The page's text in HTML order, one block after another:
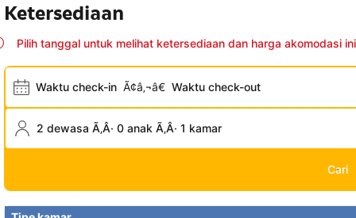
Ketersediaan
Pilih tanggal untuk melihat ketersediaan dan harga akomodasi ini
Waktu check-in Ã¢â‚¬â€ Waktu check-out
2 dewasa Ã‚Â· 0 anak Ã‚Â· 1 kamar
Cari